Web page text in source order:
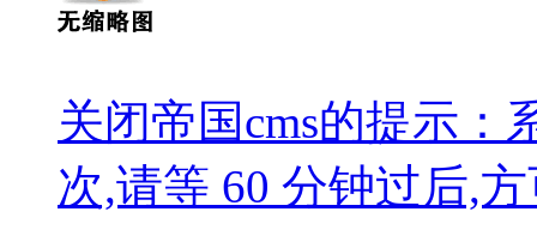
关闭帝国cms的提示：
次,请等 60 分钟过后,